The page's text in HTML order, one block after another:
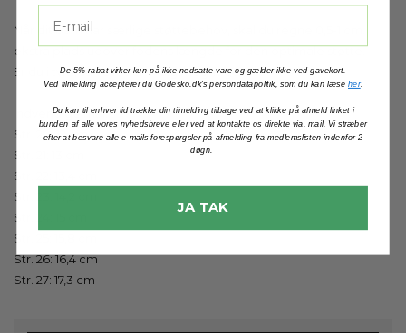
Når dit barn har særlige støttebehov, skal du regne 0,5-1 cm.
ekstra plads udover fodens længde for den optimale støtte.
Er du i tvivl, så vejleder vi dig meget gerne!
Indvendige mål:
Str. 20: 12 cm
Str. 21: 13 cm
Str. 22: 13,4 cm
Str. 23: 14,2 cm
Str. 24: 15 cm
Str. 25: 15,8 cm
Str. 26: 16,4 cm
Str. 27: 17,3 cm
De 5% rabat virker kun på ikke nedsatte vare og gælder ikke ved gavekort.
Ved tilmelding accepterer du Godesko.dk's persondatapolitik, som du kan læseher.
Du kan til enhver tid trække din tilmelding tilbage ved at klikke på afmeld linket i
bunden af alle vores nyhedsbreve eller ved at kontakte os direkte via. mail. Vi stræber
efter at besvare alle e-mails forespørgsler på afmelding fra medlemslisten indenfor 2
døgn.
JA TAK